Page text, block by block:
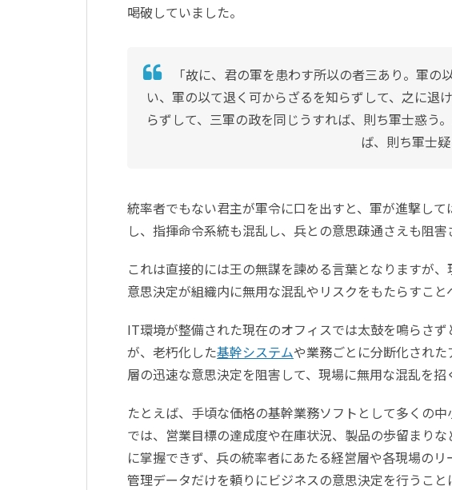
喝破していました。
「故に、君の軍を患わす所以の者三あり。軍
い、軍の以て退く可からざるを知らずして、之に退
らずして、三軍の政を同じうすれば、則ち軍士惑う
ば、則ち軍士疑
統率者でもない君主が軍令に口を出すと、軍が進撃し
し、指揮命令系統も混乱し、兵との意思疎通さえも阻害
これは直接的には王の無謀を諫める言葉となりますが
意思決定が組織内に無用な混乱やリスクをもたらすこと
IT環境が整備された現在のオフィスでは太鼓を鳴らさ
が、老朽化した基幹システムや業務ごとに分断化され
層の迅速な意思決定を阻害して、現場に無用な混乱を招
たとえば、手頃な価格の基幹業務ソフトとして多くの
では、営業目標の達成度や在庫状況、製品の歩留まり
に掌握できず、兵の統率者にあたる経営層や各現場の
管理データだけを頼りにビジネスの意思決定を行うこと